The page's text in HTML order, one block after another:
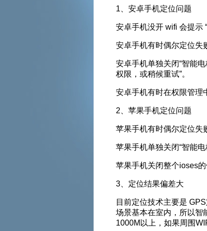
1、安卓手机定位问题
安卓手机没开 wifi 会提示
安卓手机有时偶尔定位失败
安卓手机单独关闭“智能电
权限，或稍候重试”。
安卓手机有时在权限管理中
2、苹果手机定位问题
苹果手机有时偶尔定位失败
苹果手机单独关闭“智能电梯
苹果手机关闭整个ioses的位
3、定位结果偏差大
目前定位技术主要是 GPS定
场景基本在室内，所
1000M以上，如果周围WIFI